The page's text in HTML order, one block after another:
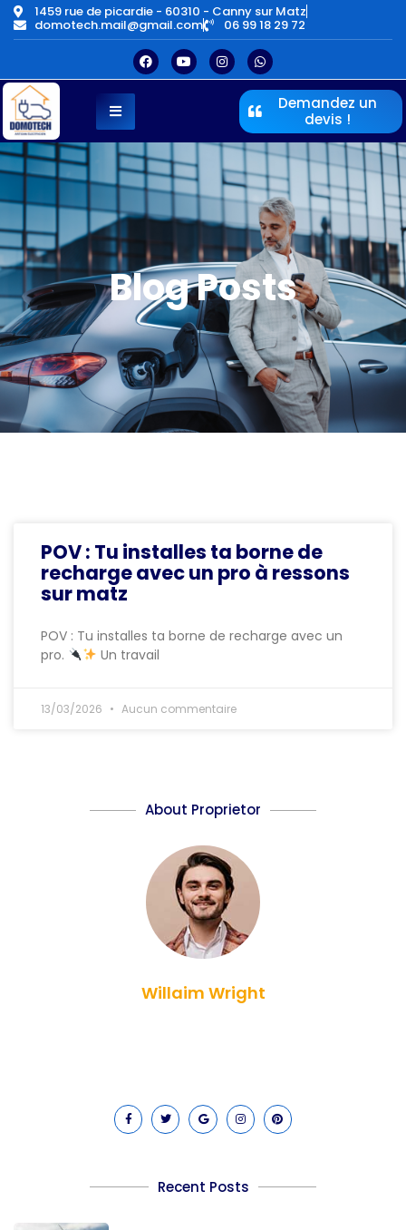
1459 rue de picardie - 60310 - Canny sur Matz
domotech.mail@gmail.com 06 99 18 29 72
Demandez un
devis !
Blog Posts
POV : Tu installes ta borne de
recharge avec un pro à ressons
sur matz
POV : Tu installes ta borne de recharge avec un
pro.
Un travail
13/03/2026 Aucun commentaire
About Proprietor
Willaim Wright
Recent Posts